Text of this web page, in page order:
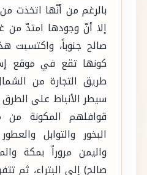
بالرغم من أنّها اتخذت
إلا أنّ وجودها امتدّ من
صالح جنوباً، واكتسبت
كونها تقع في موقع
طريق التجارة من
سيطر الأنباط على الطرق
قوافلهم المكونة من
البخور والتوابل
واليمن مروراً بمكة
صالح) إلى البتراء، ثم